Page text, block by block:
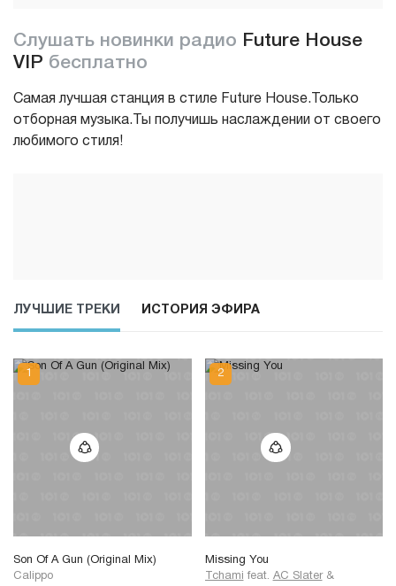
Слушать новинки радио Future House
VIP бесплатно
Самая лучшая станция в стиле Future House.Только
отборная музыка.Ты получишь наслаждении от своего
любимого стиля!
ЛУЧШИЕ ТРЕКИ ИСТОРИЯ ЭФИРА
Son Of A Gun (Original Mix)
Calippo
Missing You
Tchami feat. AC Slater &